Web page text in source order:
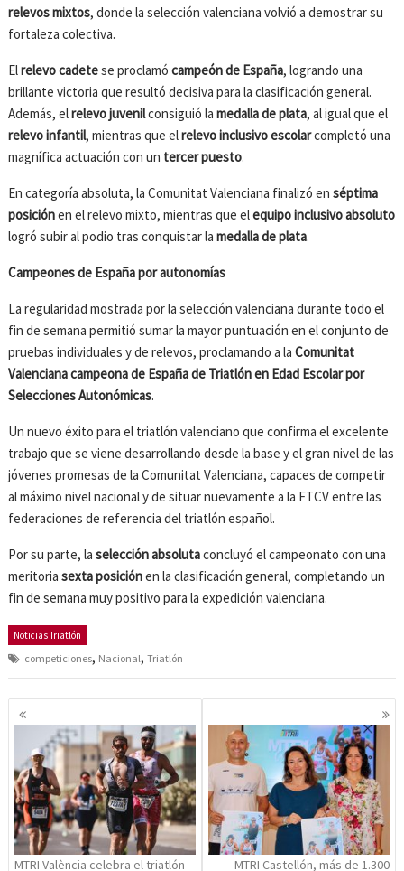
relevos mixtos, donde la selección valenciana volvió a demostrar su
fortaleza colectiva.
Elrelevo cadetese proclamócampeón de España, logrando una
brillante victoria que resultó decisiva para la clasificación general.
Además, elrelevo juvenilconsiguió lamedalla de plata, al igual que el
relevo infantil, mientras que elrelevo inclusivo escolarcompletó una
magnífica actuación con un tercer puesto.
En categoría absoluta, la Comunitat Valenciana finalizó enséptima
posiciónen el relevo mixto, mientras que elequipo inclusivo absoluto
logró subir al podio tras conquistar lamedalla de plata.
Campeones de España por autonomías
La regularidad mostrada por la selección valenciana durante todo el
fin de semana permitió sumar la mayor puntuación en el conjunto de
pruebas individuales y de relevos, proclamando a laComunitat
Valenciana campeona de España de Triatlón en Edad Escolar por
Selecciones Autonómicas.
Un nuevo éxito para el triatlón valenciano que confirma el excelente
trabajo que se viene desarrollando desde la base y el gran nivel de las
jóvenes promesas de la Comunitat Valenciana, capaces de competir
al máximo nivel nacional y de situar nuevamente a la FTCV entre las
federaciones de referencia del triatlón español.
Por su parte, laselección absolutaconcluyó el campeonato con una
meritoriasexta posiciónen la clasificación general, completando un
fin de semana muy positivo para la expedición valenciana.
Noticias Triatlón
competiciones, Nacional,Triatlón
Navegación
de
entradas
MTRI València celebra el triatlón MTRI Castellón, más de 1.300